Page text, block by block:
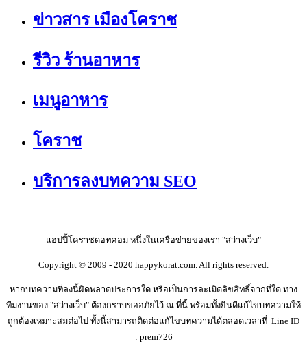
ข่าวสาร เมืองโคราช
รีวิว ร้านอาหาร
เมนูอาหาร
โคราช
บริการลงบทความ SEO
แฮปปี้โคราชดอทคอม หนึ่งในเครือข่ายของเรา "สว่างเว็บ"
Copyright © 2009 - 2020 happykorat.com. All rights reserved.
หากบทความที่ลงนี้ผิดพลาดประการใด หรือเป็นการละเมิดลิขสิทธิ์จากที่ใด ทาง
ทีมงานของ "สว่างเว็บ" ต้องกราบขออภัยไว้ ณ ที่นี้ พร้อมทั้งยินดีแก้ไขบทความให้
ถูกต้องเหมาะสมต่อไป ทั้งนี้สามารถติดต่อแก้ไขบทความได้ตลอดเวลาที่ Line ID
: prem726